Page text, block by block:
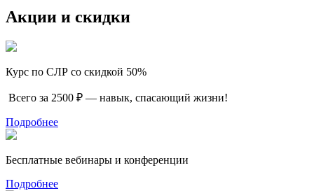
Акции и скидки
Курс по СЛР со скидкой 50%
Всего за 2500 ₽ — навык, спасающий жизни!
Подробнее
Бесплатные вебинары и конференции
Подробнее